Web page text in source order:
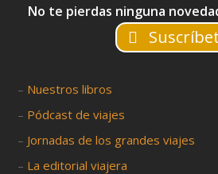
No te pierdas ninguna
– Nuestros libros
– Pódcast de viajes
– Jornadas de los grandes viajes
– La editorial viajera